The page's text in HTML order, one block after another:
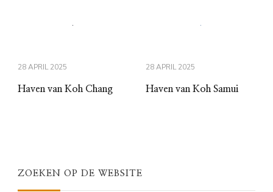
28 APRIL 2025
Haven van Koh Chang
28 APRIL 2025
Haven van Koh Samui
ZOEKEN OP DE WEBSITE